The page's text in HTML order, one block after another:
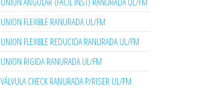
UNION FLEXIBLE RANURADA UL/FM
UNION FLEXIBLE REDUCIDA RANURADA UL/FM
UNION RIGIDA RANURADA UL/FM
VÁLVULA CHECK RANURADA P/RISER UL/FM